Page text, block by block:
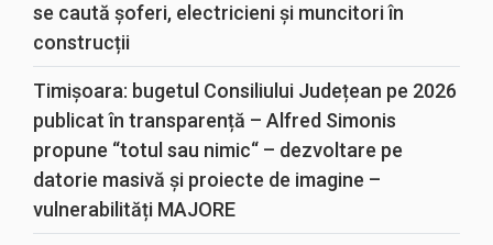
se caută șoferi, electricieni și muncitori în
construcții
Timișoara: bugetul Consiliului Județean pe 2026
publicat în transparență – Alfred Simonis
propune “totul sau nimic“ – dezvoltare pe
datorie masivă și proiecte de imagine –
vulnerabilități MAJORE